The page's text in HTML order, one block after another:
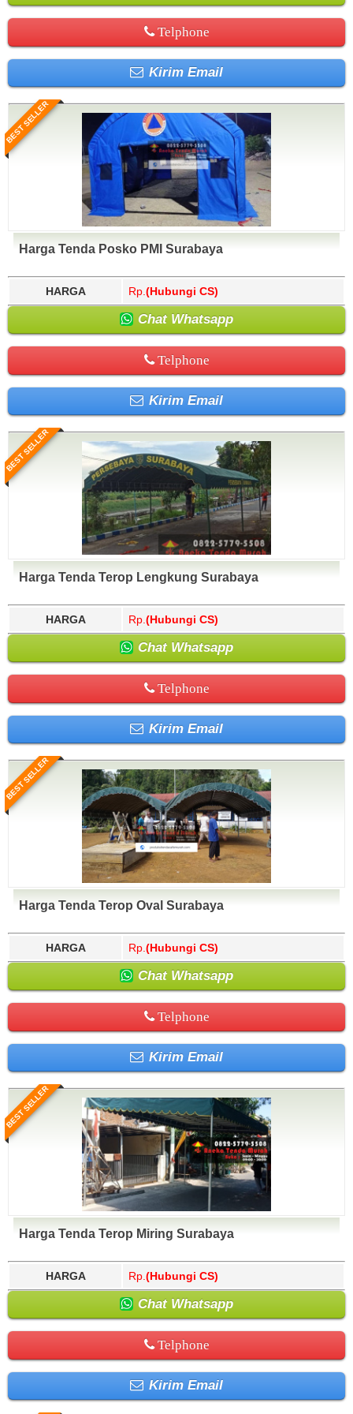
Telphone
Kirim Email
BEST SELLER
Harga Tenda Posko PMI Surabaya
HARGA Rp. (Hubungi CS)
Chat Whatsapp
Telphone
Kirim Email
BEST SELLER
Harga Tenda Terop Lengkung Surabaya
HARGA Rp. (Hubungi CS)
Chat Whatsapp
Telphone
Kirim Email
BEST SELLER
Harga Tenda Terop Oval Surabaya
HARGA Rp. (Hubungi CS)
Chat Whatsapp
Telphone
Kirim Email
BEST SELLER
Harga Tenda Terop Miring Surabaya
HARGA Rp. (Hubungi CS)
Chat Whatsapp
Telphone
Kirim Email